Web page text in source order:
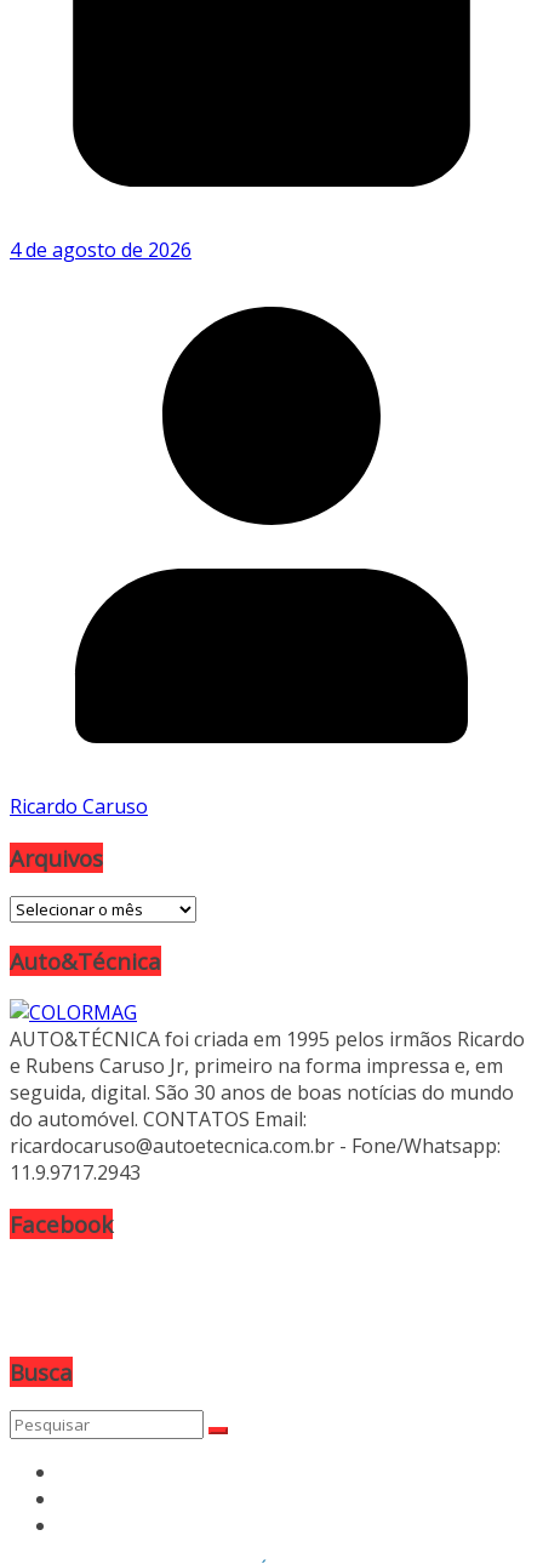
4 de agosto de 2026
Ricardo Caruso
Arquivos
Arquivos
Auto&Técnica
AUTO&TÉCNICA foi criada em 1995 pelos irmãos Ricardo
e Rubens Caruso Jr, primeiro na forma impressa e, em
seguida, digital. São 30 anos de boas notícias do mundo
do automóvel. CONTATOS Email:
ricardocaruso@autoetecnica.com.br - Fone/Whatsapp:
11.9.9717.2943
Facebook
Busca